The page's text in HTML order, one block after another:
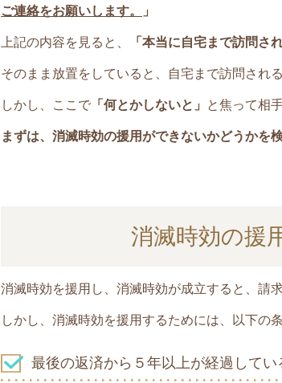
ご連絡をお願いします。
」
上記の内容を見ると、 「本当に自宅まで訪問さ
そのまま放置をしていると、自宅まで訪問され
しかし、ここで 「何とかしないと」 と焦って相
まずは、消滅時効の援用ができないかどうかを検
消滅時効の援
消滅時効を援用し、消滅時効が成立すると、請
しかし、消滅時効を援用するためには、以下の
最後の返済から５年以上が経過してい